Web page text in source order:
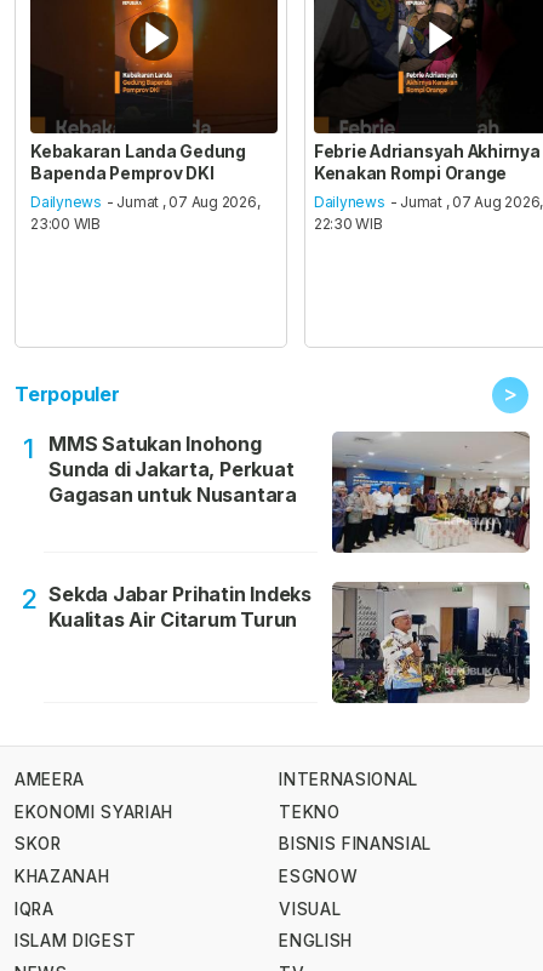
Kebakaran Landa Gedung
Bapenda Pemprov DKI
Dailynews - Jumat , 07 Aug 2026,
23:00 WIB
Febrie Adriansyah Akhirnya
Kenakan Rompi Orange
Dailynews - Jumat , 07 Aug 2026,
22:30 WIB
Terpopuler >
1
MMS Satukan Inohong
Sunda di Jakarta, Perkuat
Gagasan untuk Nusantara
2 Sekda Jabar Prihatin Indeks
Kualitas Air Citarum Turun
AMEERA
EKONOMI SYARIAH
SKOR
KHAZANAH
IQRA
ISLAM DIGEST
INTERNASIONAL
TEKNO
BISNIS FINANSIAL
ESGNOW
VISUAL
ENGLISH